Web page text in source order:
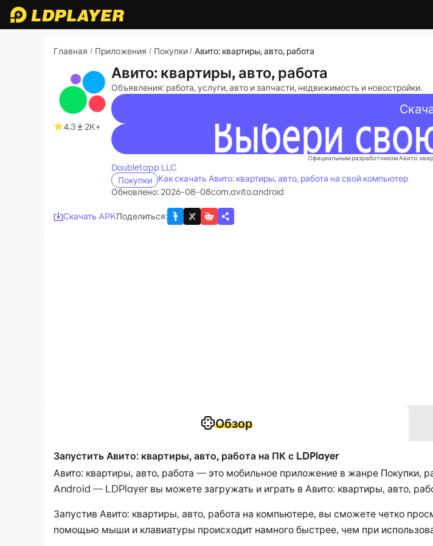
Главная / Приложения / Покупки / Авито: квартиры, авто, работа
4.3 2K+
Авито: квартиры, авто, работа
Объявления: работа, услуги, авто и запчасти, недвижимость и новостройки.
recommend
Официальным разработчиком Авито:
Doubletapp LLC
Покупки
Как скачать Авито: квартиры, авто, работа на свой компьютер
Обновлено: 2026-08-08com.avito.android
Скачать APKПоделиться:
Обзор
Запустить Авито: квартиры, авто, работа на ПК с LDPlayer
Авито: квартиры, авто, работа — это мобильное приложение в жанре
Android — LDPlayer вы можете загружать и играть в Авито: квартиры, авто,
Запустив Авито: квартиры, авто, работа на компьютере, вы сможете четко
помощью мыши и клавиатуры происходит намного быстрее, чем при